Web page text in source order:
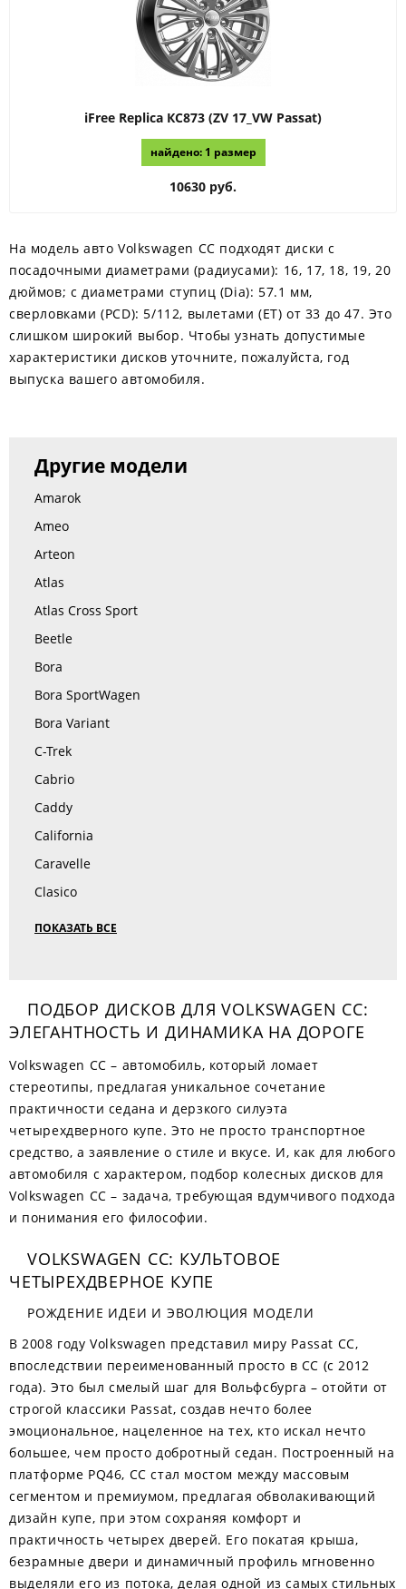
iFree Replica КС873 (ZV 17_VW Passat)
найдено: 1 размер
10630 руб.
На модель авто Volkswagen CC подходят диски с
посадочными диаметрами (радиусами): 16, 17, 18, 19, 20
дюймов; с диаметрами ступиц (Dia): 57.1 мм,
сверловками (PCD): 5/112, вылетами (ЕТ) от 33 до 47. Это
слишком широкий выбор. Чтобы узнать допустимые
характеристики дисков уточните, пожалуйста, год
выпуска вашего автомобиля.
Другие модели
Amarok
Ameo
Arteon
Atlas
Atlas Cross Sport
Beetle
Bora
Bora SportWagen
Bora Variant
C-Trek
Cabrio
Caddy
California
Caravelle
Clasico
ПОКАЗАТЬ ВСЕ
ПОДБОР ДИСКОВ ДЛЯ VOLKSWAGEN CC:
ЭЛЕГАНТНОСТЬ И ДИНАМИКА НА ДОРОГЕ
Volkswagen CC – автомобиль, который ломает
стереотипы, предлагая уникальное сочетание
практичности седана и дерзкого силуэта
четырехдверного купе. Это не просто транспортное
средство, а заявление о стиле и вкусе. И, как для любого
автомобиля с характером, подбор колесных дисков для
Volkswagen CC – задача, требующая вдумчивого подхода
и понимания его философии.
VOLKSWAGEN CC: КУЛЬТОВОЕ
ЧЕТЫРЕХДВЕРНОЕ КУПЕ
РОЖДЕНИЕ ИДЕИ И ЭВОЛЮЦИЯ МОДЕЛИ
В 2008 году Volkswagen представил миру Passat CC,
впоследствии переименованный просто в CC (с 2012
года). Это был смелый шаг для Вольфсбурга – отойти от
строгой классики Passat, создав нечто более
эмоциональное, нацеленное на тех, кто искал нечто
большее, чем просто добротный седан. Построенный на
платформе PQ46, CC стал мостом между массовым
сегментом и премиумом, предлагая обволакивающий
дизайн купе, при этом сохраняя комфорт и
практичность четырех дверей. Его покатая крыша,
безрамные двери и динамичный профиль мгновенно
выделяли его из потока, делая одной из самых стильных